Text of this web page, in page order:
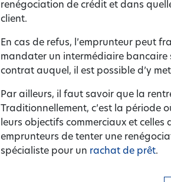
renégociation de crédit et dans
client.
En cas de refus, l’emprunteur peut
mandater un intermédiaire
contrat auquel, il est possible d’y
Par ailleurs, il faut savoir que la
Traditionnellement, c’est la période
leurs objectifs commerciaux et
emprunteurs de tenter une
spécialiste pour un rachat de prêt.